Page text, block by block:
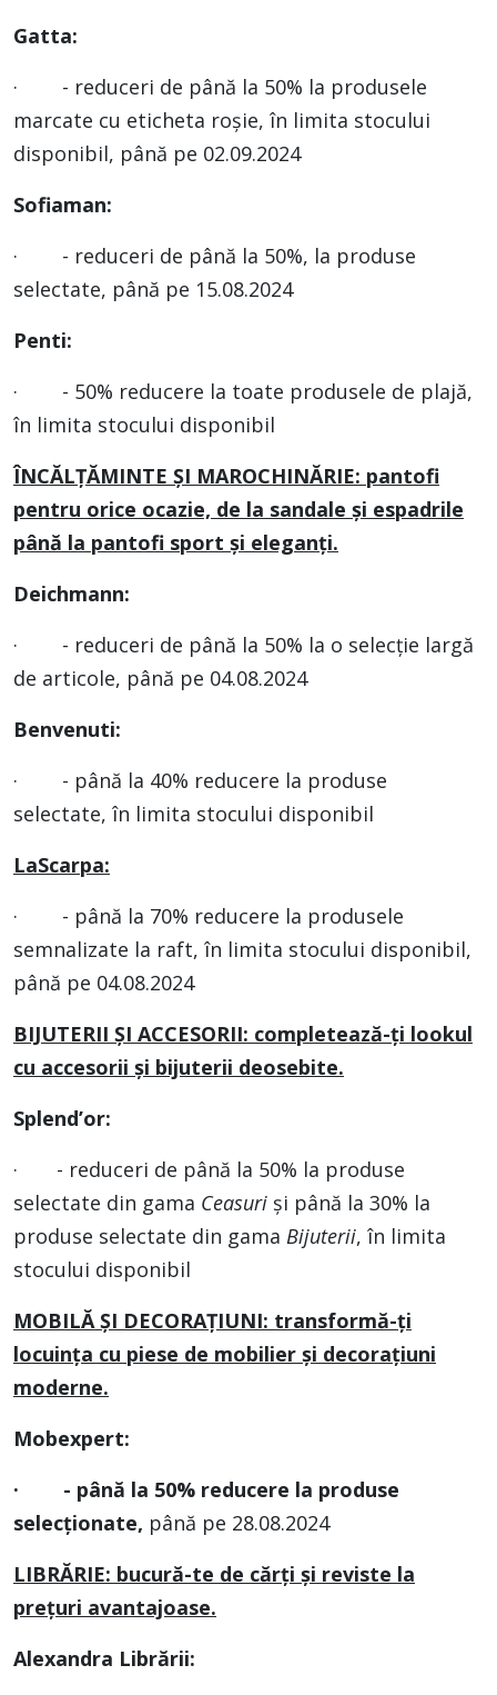
Gatta:
· - reduceri de până la 50% la produsele
marcate cu eticheta roșie, în limita stocului
disponibil, până pe 02.09.2024
Sofiaman:
· - reduceri de până la 50%, la produse
selectate, până pe 15.08.2024
Penti:
· - 50% reducere la toate produsele de plajă,
în limita stocului disponibil
ÎNCĂLȚĂMINTE ȘI MAROCHINĂRIE: pantofi
pentru orice ocazie, de la sandale și espadrile
până la pantofi sport și eleganți.
Deichmann:
· - reduceri de până la 50% la o selecție largă
de articole, până pe 04.08.2024
Benvenuti:
· - până la 40% reducere la produse
selectate, în limita stocului disponibil
LaScarpa:
· - până la 70% reducere la produsele
semnalizate la raft, în limita stocului disponibil,
până pe 04.08.2024
BIJUTERII ȘI ACCESORII: completează-ți lookul
cu accesorii și bijuterii deosebite.
Splend’or:
· - reduceri de până la 50% la produse
selectate din gama Ceasuri și până la 30% la
produse selectate din gama Bijuterii, în limita
stocului disponibil
MOBILĂ ȘI DECORAȚIUNI: transformă-ți
locuința cu piese de mobilier și decorațiuni
moderne.
Mobexpert:
· - până la 50% reducere la produse
selecționate, până pe 28.08.2024
LIBRĂRIE: bucură-te de cărți și reviste la
prețuri avantajoase.
Alexandra Librării: